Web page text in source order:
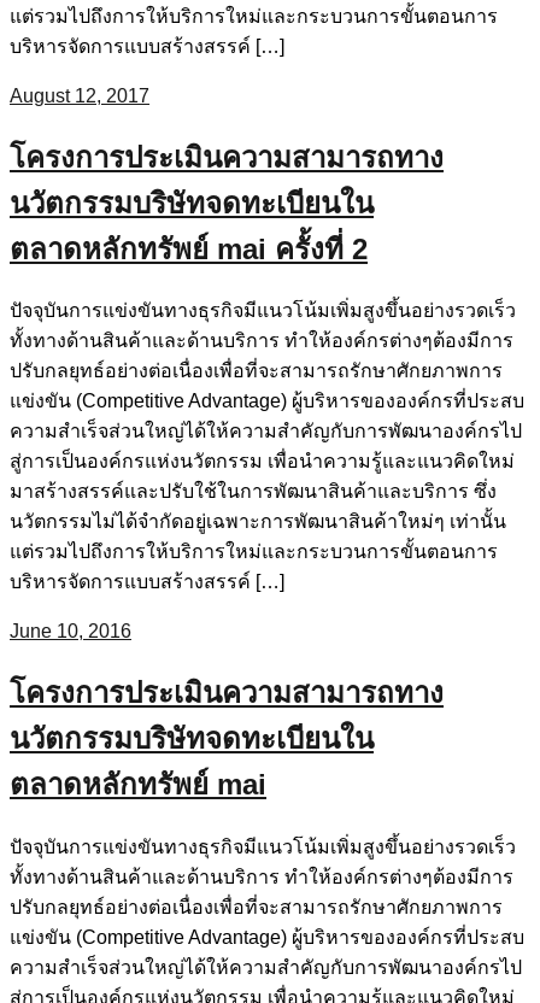
แต่รวมไปถึงการให้บริการใหม่และกระบวนการขั้นตอนการ
บริหารจัดการแบบสร้างสรรค์ […]
August 12, 2017
โครงการประเมินความสามารถทาง
นวัตกรรมบริษัทจดทะเบียนใน
ตลาดหลักทรัพย์ mai ครั้งที่ 2
ปัจจุบันการแข่งขันทางธุรกิจมีแนวโน้มเพิ่มสูงขึ้นอย่างรวดเร็ว
ทั้งทางด้านสินค้าและด้านบริการ ทำให้องค์กรต่างๆต้องมีการ
ปรับกลยุทธ์อย่างต่อเนื่องเพื่อที่จะสามารถรักษาศักยภาพการ
แข่งขัน (Competitive Advantage) ผู้บริหารขององค์กรที่ประสบ
ความสำเร็จส่วนใหญ่ได้ให้ความสำคัญกับการพัฒนาองค์กรไป
สู่การเป็นองค์กรแห่งนวัตกรรม เพื่อนำความรู้และแนวคิดใหม่
มาสร้างสรรค์และปรับใช้ในการพัฒนาสินค้าและบริการ ซึ่ง
นวัตกรรมไม่ได้จำกัดอยู่เฉพาะการพัฒนาสินค้าใหม่ๆ เท่านั้น
แต่รวมไปถึงการให้บริการใหม่และกระบวนการขั้นตอนการ
บริหารจัดการแบบสร้างสรรค์ […]
June 10, 2016
โครงการประเมินความสามารถทาง
นวัตกรรมบริษัทจดทะเบียนใน
ตลาดหลักทรัพย์ mai
ปัจจุบันการแข่งขันทางธุรกิจมีแนวโน้มเพิ่มสูงขึ้นอย่างรวดเร็ว
ทั้งทางด้านสินค้าและด้านบริการ ทำให้องค์กรต่างๆต้องมีการ
ปรับกลยุทธ์อย่างต่อเนื่องเพื่อที่จะสามารถรักษาศักยภาพการ
แข่งขัน (Competitive Advantage) ผู้บริหารขององค์กรที่ประสบ
ความสำเร็จส่วนใหญ่ได้ให้ความสำคัญกับการพัฒนาองค์กรไป
สู่การเป็นองค์กรแห่งนวัตกรรม เพื่อนำความรู้และแนวคิดใหม่